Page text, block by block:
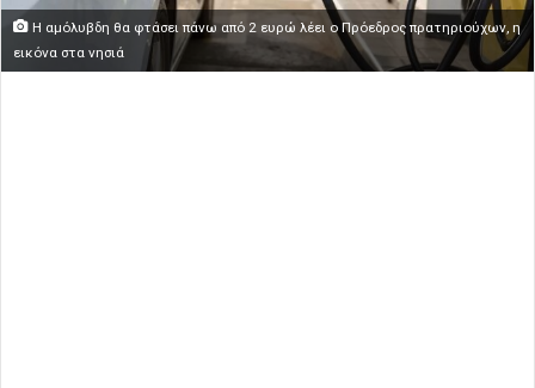
Η αμόλυβδη θα φτάσει πάνω από 2 ευρώ λέει ο Πρόεδρος πρατηριούχων, η
εικόνα στα νησιά